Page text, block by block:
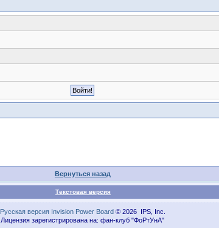
Вернуться назад
Текстовая версия
Русская версия Invision Power Board© 2026 IPS, Inc.
Лицензия зарегистрирована на: фан-клуб "ФоРтУнА"